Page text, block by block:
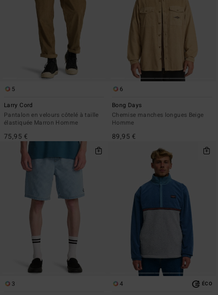
5
Larry Cord
Pantalon en velours côtelé à taille
élastiquée Marron Homme
75,95 €
6
Bong Days
Chemise manches longues Beige
Homme
89,95 €
3
4 ÉCO